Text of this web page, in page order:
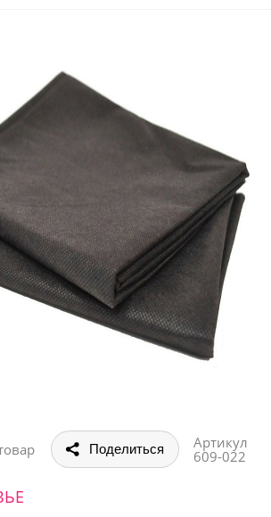
Поделиться
Артикул
609-022